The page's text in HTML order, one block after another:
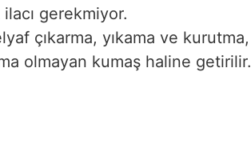
gerekmiyor.
çıkarma, yıkama ve kurutma,
olmayan kumaş haline getirilir.